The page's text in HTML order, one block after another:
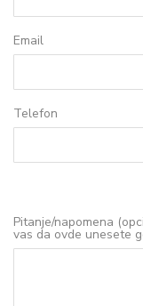
Email
Telefon
Pitanje/napomena
vas da ovde unesete